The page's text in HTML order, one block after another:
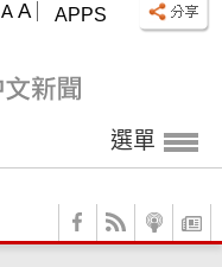
APPS
A A
選單